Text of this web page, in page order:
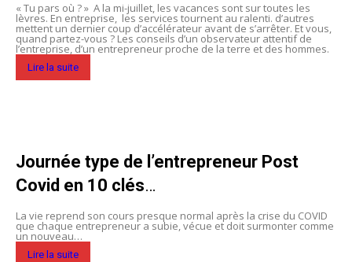
« Tu pars où ? » A la mi-juillet, les vacances sont sur toutes les
lèvres. En entreprise, les services tournent au ralenti. d’autres
mettent un dernier coup d’accélérateur avant de s’arrêter. Et vous,
quand partez-vous ? Les conseils d’un observateur attentif de
l’entreprise, d’un entrepreneur proche de la terre et des hommes.
Lire la suite
Journée type de l’entrepreneur Post
Covid en 10 clés…
La vie reprend son cours presque normal après la crise du COVID
que chaque entrepreneur a subie, vécue et doit surmonter comme
un nouveau…
Lire la suite